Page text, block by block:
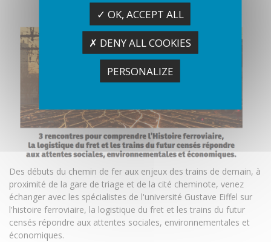
Des débuts du chemin de fer aux enjeux des trains de demain, à
proximité de la gare de triage et de la cité cheminote, venez
échanger avec les spécialistes de l'université Gustave Eiffel sur
l'histoire ferroviaire, la logistique du fret et les trains du futur
censés répondre aux attentes sociales, environnementales et
économiques.
✓ OK, ACCEPT ALL
✗ DENY ALL COOKIES
PERSONALIZE